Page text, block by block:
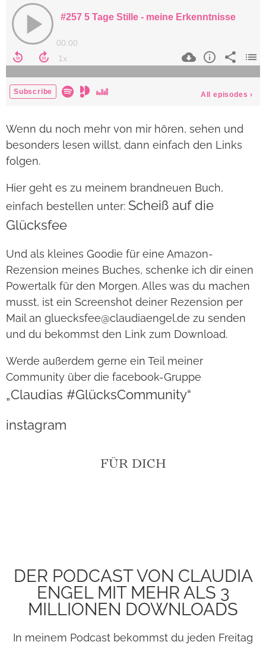
Wenn du noch mehr von mir hören, sehen und
besonders lesen willst, dann einfach den Links
folgen.
Hier geht es zu meinem brandneuen Buch,
einfach bestellen unter: Scheiß auf die
Glücksfee
Und als kleines Goodie für eine Amazon-
Rezension meines Buches, schenke ich dir einen
Powertalk für den Morgen. Alles was du machen
musst, ist ein Screenshot deiner Rezension per
Mail an gluecksfee@claudiaengel.de zu senden
und du bekommst den Link zum Download.
Werde außerdem gerne ein Teil meiner
Community über die facebook-Gruppe
„Claudias #GlücksCommunity“
instagram
FÜR DICH
DER PODCAST VON CLAUDIA
ENGEL MIT MEHR ALS 3
MILLIONEN DOWNLOADS
In meinem Podcast bekommst du jeden Freitag